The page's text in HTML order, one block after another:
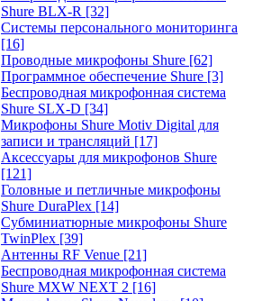
Shure BLX-R [32]
Системы персонального мониторинга
[16]
Проводные микрофоны Shure [62]
Программное обеспечение Shure [3]
Беспроводная микрофонная система
Shure SLX-D [34]
Микрофоны Shure Motiv Digital для
записи и трансляций [17]
Аксессуары для микрофонов Shure
[121]
Головные и петличные микрофоны
Shure DuraPlex [14]
Субминиатюрные микрофоны Shure
TwinPlex [39]
Антенны RF Venue [21]
Беспроводная микрофонная система
Shure MXW NEXT 2 [16]